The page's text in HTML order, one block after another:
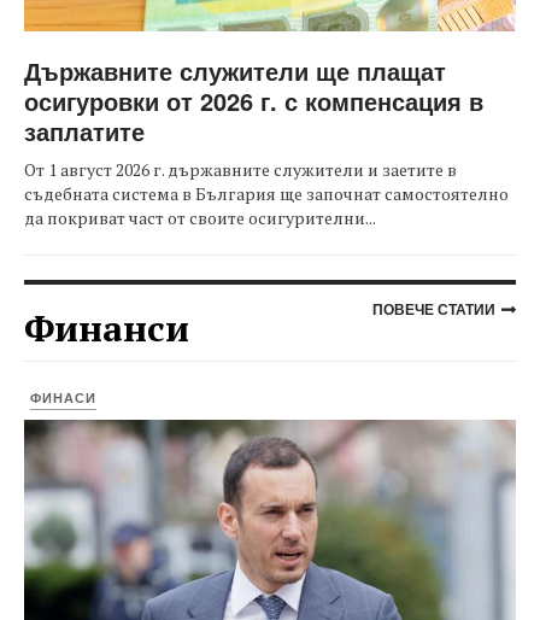
Държавните служители ще плащат
осигуровки от 2026 г. с компенсация в
заплатите
От 1 август 2026 г. държавните служители и заетите в
съдебната система в България ще започнат самостоятелно
да покриват част от своите осигурителни...
Финанси ПОВЕЧЕ СТАТИИ
ФИНАСИ